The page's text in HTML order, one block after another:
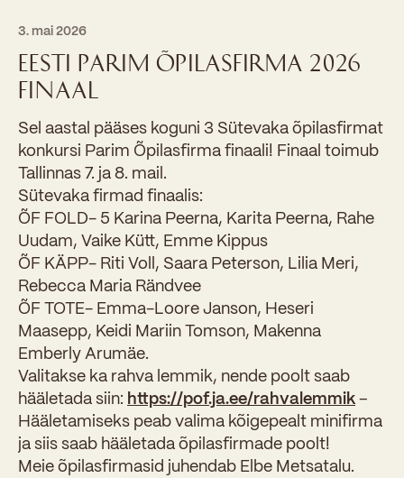
3. mai 2026
EESTI PARIM ÕPILASFIRMA 2026
FINAAL
Sel aastal pääses koguni 3 Sütevaka õpilasfirmat
konkursi Parim Õpilasfirma finaali! Finaal toimub
Tallinnas 7. ja 8. mail.
Sütevaka firmad finaalis:
ÕF FOLD- 5 Karina Peerna, Karita Peerna, Rahe
Uudam, Vaike Kütt, Emme Kippus
ÕF KÄPP- Riti Voll, Saara Peterson, Lilia Meri,
Rebecca Maria Rändvee
ÕF TOTE- Emma-Loore Janson, Heseri
Maasepp, Keidi Mariin Tomson, Makenna
Emberly Arumäe.
Valitakse ka rahva lemmik, nende poolt saab
hääletada siin: https://pof.ja.ee/rahvalemmik–
Hääletamiseks peab valima kõigepealt minifirma
ja siis saab hääletada õpilasfirmade poolt!
Meie õpilasfirmasid juhendab Elbe Metsatalu.